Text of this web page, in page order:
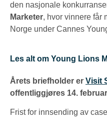
den nasjonale
Marketer, hvor vinnere får
Norge under Cannes
Les alt om Young Lions
Årets briefholder er Visit
offentliggjøres 14.
Frist for innsending av